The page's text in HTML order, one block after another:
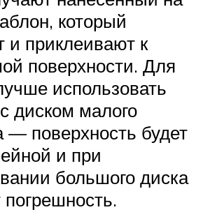
который
и приклеивают к
поверхности. Для
использовать
диском малого
— поверхность будет
и при
большого диска